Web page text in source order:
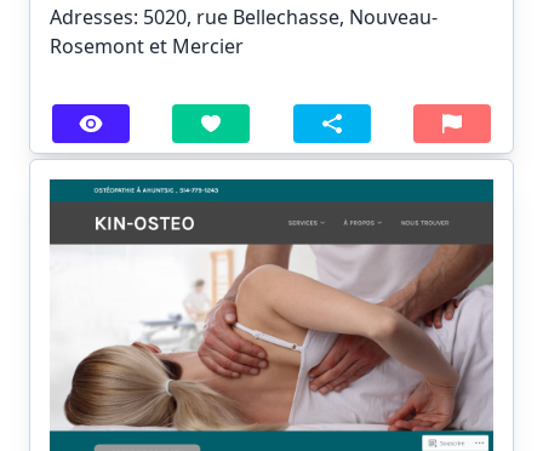
Adresses: 5020, rue Bellechasse, Nouveau-
Rosemont et Mercier